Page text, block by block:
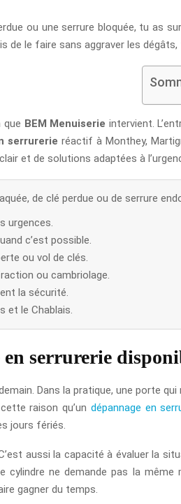
ou une serrure bloquée, tu as
de le faire sans aggraver les
que BEM Menuiserie intervient.
serrurerie réactif à Monthey,
et de solutions adaptées à
de clé perdue ou de serrure
urgences.
c’est possible.
ou vol de clés.
ou cambriolage.
la sécurité.
et le Chablais.
en serrurerie
Dans la pratique, une porte
raison qu’un dépannage en
jours fériés.
aussi la capacité à évaluer la
ne demande pas la
gagner du temps.